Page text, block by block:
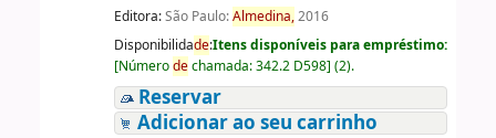
Editora:São Paulo:Almedina,2016
Disponibilidade:Itens disponíveis para empréstimo:
[Númerodechamada:342.2 D598] (2).
Reservar
Adicionar ao seu carrinho